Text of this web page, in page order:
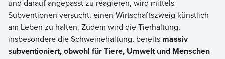
und darauf angepasst zu reagieren, wird mittels
Subventionen versucht, einen Wirtschaftszweig künstlich
am Leben zu halten. Zudem wird die Tierhaltung,
insbesondere die Schweinehaltung, bereits massiv
subventioniert, obwohl für Tiere, Umwelt und Menschen